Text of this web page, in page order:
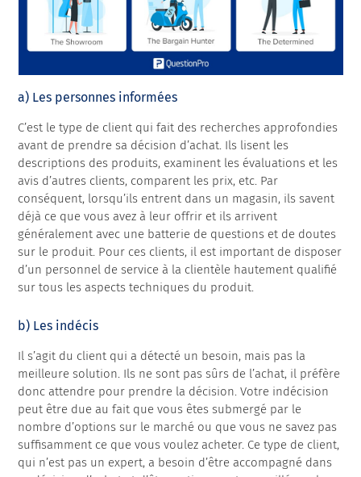
a) Les personnes informées
C’est le type de client qui fait des recherches approfondies
avant de prendre sa décision d’achat. Ils lisent les
descriptions des produits, examinent les évaluations et les
avis d’autres clients, comparent les prix, etc. Par
conséquent, lorsqu’ils entrent dans un magasin, ils savent
déjà ce que vous avez à leur offrir et ils arrivent
généralement avec une batterie de questions et de doutes
sur le produit. Pour ces clients, il est important de disposer
d’un personnel de service à la clientèle hautement qualifié
sur tous les aspects techniques du produit.
b) Les indécis
Il s’agit du client qui a détecté un besoin, mais pas la
meilleure solution. Ils ne sont pas sûrs de l’achat, il préfère
donc attendre pour prendre la décision. Votre indécision
peut être due au fait que vous êtes submergé par le
nombre d’options sur le marché ou que vous ne savez pas
suffisamment ce que vous voulez acheter. Ce type de client,
qui n’est pas un expert, a besoin d’être accompagné dans